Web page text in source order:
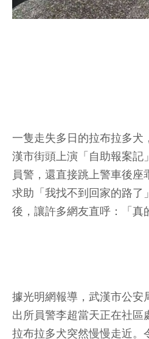
一隻走失多日的拉布拉多犬
漢市街頭上演「自助報案記
員警，還直接跳上警車後座
求助「我找不到回家的路了
後，讓許多網友直呼：「真
據光明網報導，武漢市公安
出所員警李超當天正在社區
拉布拉多犬突然慢慢走近。